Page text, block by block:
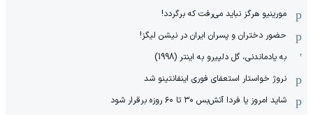
مورینیو هرگز نباید می‌رفت که برگردد!
حضور دختران و پسران ایران در نیشن لیگز!
به یادماندنی، گل دلپیرو به اینتر (1998)
نروژ خواستار استعفای فوری اینفانتینو شد
شاید امروز یا فردا آتش‌بس ۳۰ تا ۶۰ روزه برقرار شود